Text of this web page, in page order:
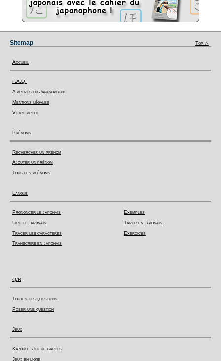
Sitemap Top △
Accueil
F.A.Q.
A propos du Japanophone
Mentions légales
Votre profil
Prénoms
Rechercher un prénom
Ajouter un prénom
Tous les prénoms
Langue
Prononcer le japonais
Lire le japonais
Tracer les caractères
Transcrire en japonais
Exemples
Taper en japonais
Exercices
Q/R
Toutes les questions
Poser une question
Jeux
Kazoku - Jeu de cartes
Jeux en ligne